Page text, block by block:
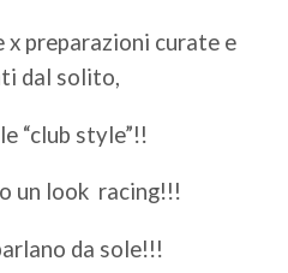
preparazioni curate e
dal solito,
“club style”!!
un look racing!!!
da sole!!!